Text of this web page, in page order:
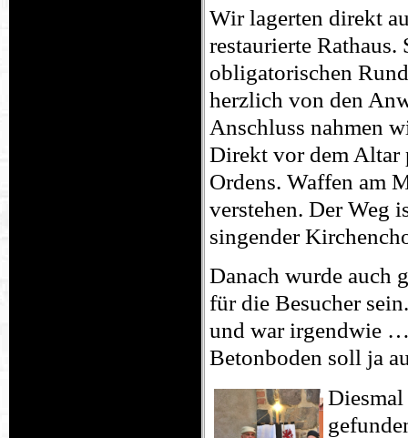
Wir lagerten direkt
restaurierte
obligatorischen
herzlich von den
Anschluss nahmen
Direkt vor dem Altar
Ordens. Waffen am
verstehen. Der Weg
singender
Danach wurde auch
für die Besucher
und war irgendwie
Betonboden soll ja